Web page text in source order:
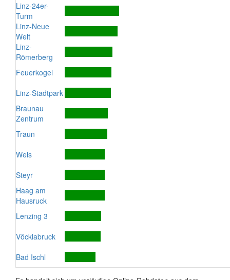
Linz-24er-
Turm
Linz-Neue
Welt
Linz-
Römerberg
Feuerkogel
Linz-Stadtpark
Braunau
Zentrum
Traun
Wels
Steyr
Haag am
Hausruck
Lenzing 3
Vöcklabruck
Bad Ischl